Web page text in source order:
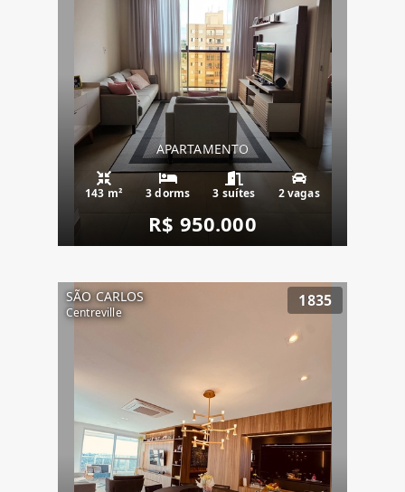
APARTAMENTO
143 m² 3 dorms 3 suítes 2 vagas
R$ 950.000
SÃO CARLOS
Centreville
1835